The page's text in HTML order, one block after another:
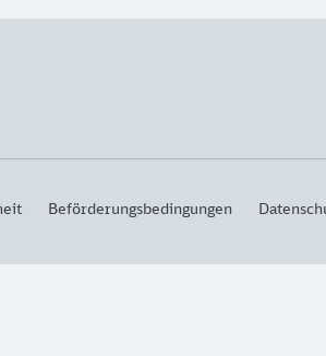
Beförderungsbedingungen